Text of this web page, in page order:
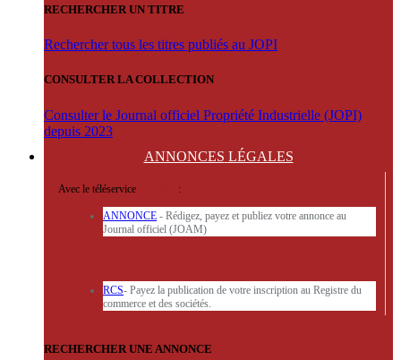
RECHERCHER UN TITRE
Rechercher tous les titres publiés au JOPI
CONSULTER LA COLLECTION
Consulter le Journal officiel Propriété Industrielle (JOPI)
depuis 2023
ANNONCES LÉGALES
Avec le téléservice :
ANNONCE - Rédigez, payez et publiez votre annonce au
Journal officiel (JOAM)
RCS- Payez la publication de votre inscription au Registre du
commerce et des sociétés.
RECHERCHER UNE ANNONCE